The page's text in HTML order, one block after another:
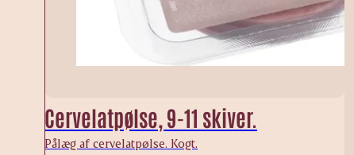
Cervelatpølse, 9-11 skiver.
Pålæg af cervelatpølse. Kogt.